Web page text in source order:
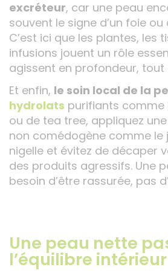
excréteur, car une peau
souvent le signe d’un foie ou
C’est ici que les plantes, les
infusions jouent un rôle
agissent en profondeur, tout
Et enfin, le soin local de la
hydrolats purifiants comme
ou de tea tree, appliquez
non comédogène comme le
nigelle et évitez de décaper
des produits agressifs. Une
besoin d’être rassurée, pas
Une peau nette
l’équilibre intérieur